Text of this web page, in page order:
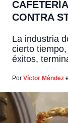
CONTRA
La industria
cierto
éxitos,
estrenadas.
desarrollo de
interesante
Por Víctor Méndez